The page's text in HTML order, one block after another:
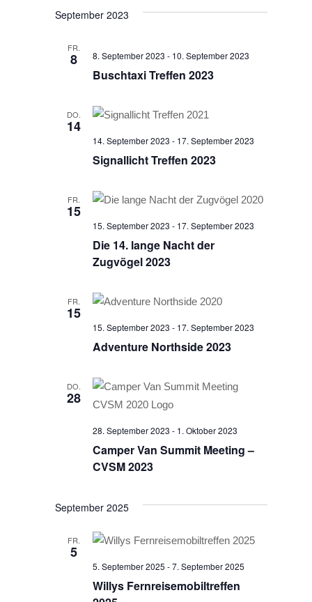
September 2023
FR.
8
Buschtaxi Treffen 2023
8. September 2023 - 10. September 2023
DO.
14
Signallicht Treffen 2023
14. September 2023 - 17. September 2023
FR.
15
Die 14. lange Nacht der
Zugvögel 2023
15. September 2023 - 17. September 2023
FR.
15
Adventure Northside 2023
15. September 2023 - 17. September 2023
DO.
28
Camper Van Summit Meeting –
CVSM 2023
28. September 2023 - 1. Oktober 2023
September 2025
FR.
5
Willys Fernreisemobiltreffen
5. September 2025 -7. September 2025